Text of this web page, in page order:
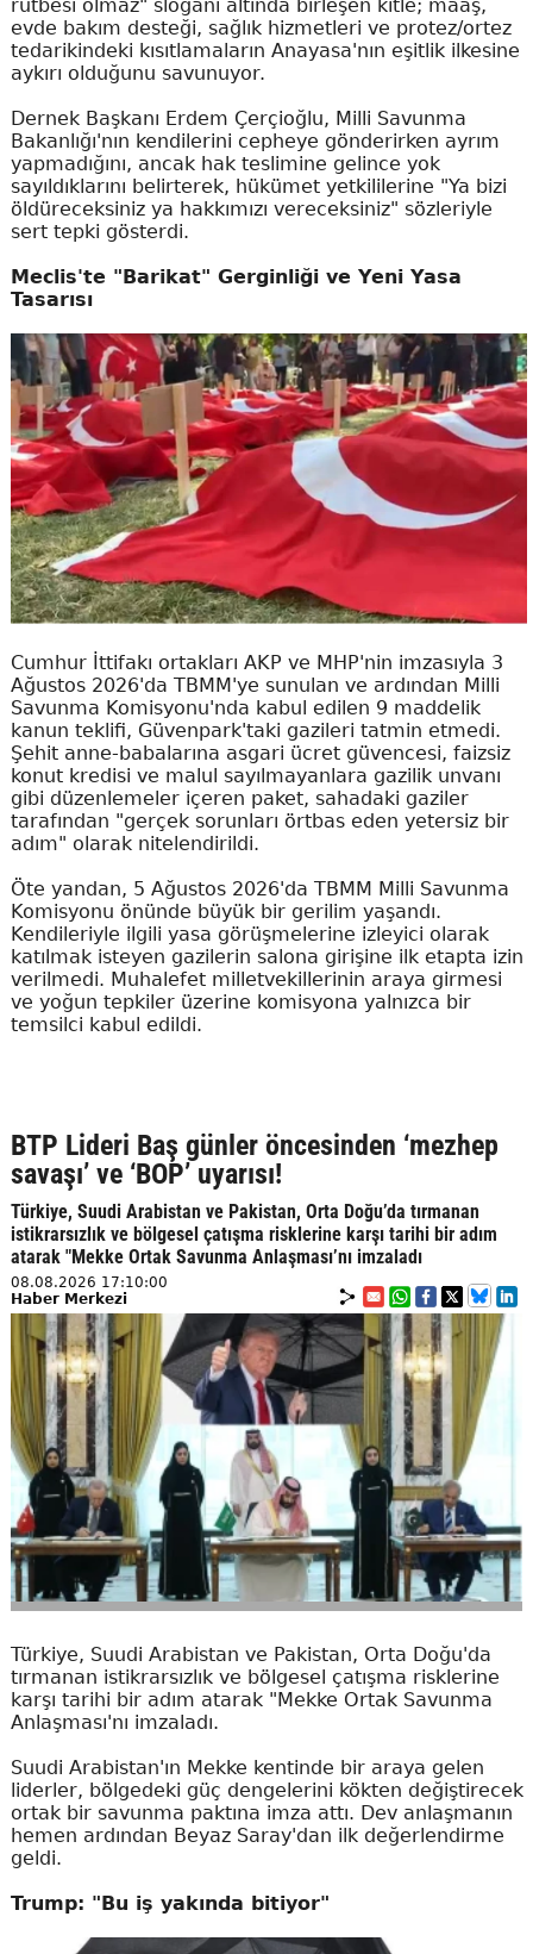
rütbesi olmaz" sloganı altında birleşen kitle; maaş,
evde bakım desteği, sağlık hizmetleri ve protez/ortez
tedarikindeki kısıtlamaların Anayasa'nın eşitlik ilkesine
aykırı olduğunu savunuyor.
Dernek Başkanı Erdem Çerçioğlu, Milli Savunma
Bakanlığı'nın kendilerini cepheye gönderirken ayrım
yapmadığını, ancak hak teslimine gelince yok
sayıldıklarını belirterek, hükümet yetkililerine "Ya bizi
öldüreceksiniz ya hakkımızı vereceksiniz" sözleriyle
sert tepki gösterdi.
Meclis'te "Barikat" Gerginliği ve Yeni Yasa
Tasarısı
Cumhur İttifakı ortakları AKP ve MHP'nin imzasıyla 3
Ağustos 2026'da TBMM'ye sunulan ve ardından Milli
Savunma Komisyonu'nda kabul edilen 9 maddelik
kanun teklifi, Güvenpark'taki gazileri tatmin etmedi.
Şehit anne-babalarına asgari ücret güvencesi, faizsiz
konut kredisi ve malul sayılmayanlara gazilik unvanı
gibi düzenlemeler içeren paket, sahadaki gaziler
tarafından "gerçek sorunları örtbas eden yetersiz bir
adım" olarak nitelendirildi.
Öte yandan, 5 Ağustos 2026'da TBMM Milli Savunma
Komisyonu önünde büyük bir gerilim yaşandı.
Kendileriyle ilgili yasa görüşmelerine izleyici olarak
katılmak isteyen gazilerin salona girişine ilk etapta izin
verilmedi. Muhalefet milletvekillerinin araya girmesi
ve yoğun tepkiler üzerine komisyona yalnızca bir
temsilci kabul edildi.
BTP Lideri Baş günler öncesinden ‘mezhep
savaşı’ ve ‘BOP’ uyarısı!
Türkiye, Suudi Arabistan ve Pakistan, Orta Doğu’da tırmanan
istikrarsızlık ve bölgesel çatışma risklerine karşı tarihi bir adım
atarak "Mekke Ortak Savunma Anlaşması’nı imzaladı
08.08.2026 17:10:00
Haber Merkezi
Türkiye, Suudi Arabistan ve Pakistan, Orta Doğu'da
tırmanan istikrarsızlık ve bölgesel çatışma risklerine
karşı tarihi bir adım atarak "Mekke Ortak Savunma
Anlaşması'nı imzaladı.
Suudi Arabistan'ın Mekke kentinde bir araya gelen
liderler, bölgedeki güç dengelerini kökten değiştirecek
ortak bir savunma paktına imza attı. Dev anlaşmanın
hemen ardından Beyaz Saray'dan ilk değerlendirme
geldi.
Trump: "Bu iş yakında bitiyor"